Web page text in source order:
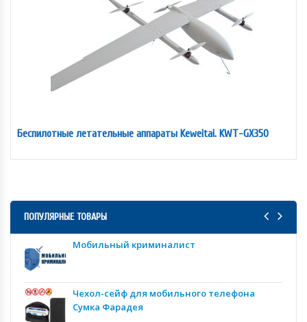
Беспилотные летательные аппараты Keweitai. KWT-GX350
ПОПУЛЯРНЫЕ ТОВАРЫ
Мобильный криминалист
Чехол-сейф для мобильного телефона
Сумка Фарадея